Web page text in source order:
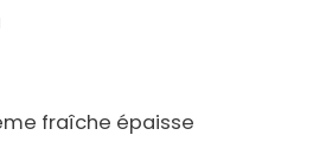
fraîche épaisse